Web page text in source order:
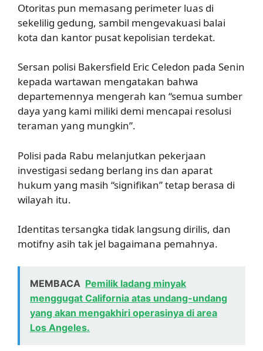
Otoritas pun memasang perimeter luas di
sekelilig gedung, sambil mengevakuasi balai
kota dan kantor pusat kepolisian terdekat.
Sersan polisi Bakersfield Eric Celedon pada Senin
kepada wartawan mengatakan bahwa
departemennya mengerah kan “semua sumber
daya yang kami miliki demi mencapai resolusi
teraman yang mungkin”.
Polisi pada Rabu melanjutkan pekerjaan
investigasi sedang berlang ins dan aparat
hukum yang masih “signifikan” tetap berasa di
wilayah itu.
Identitas tersangka tidak langsung dirilis, dan
motifny asih tak jel bagaimana pemahnya.
MEMBACA Pemilik ladang minyak
menggugat California atas undang-undang
yang akan mengakhiri operasinya di area
Los Angeles.